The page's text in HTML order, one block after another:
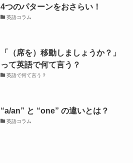
4つのパターンをおさらい！
英語コラム
「（席を）移動しましょうか？」
って英語で何て言う？
英語で何て言う？
“a/an” と “one” の違いとは？
英語コラム